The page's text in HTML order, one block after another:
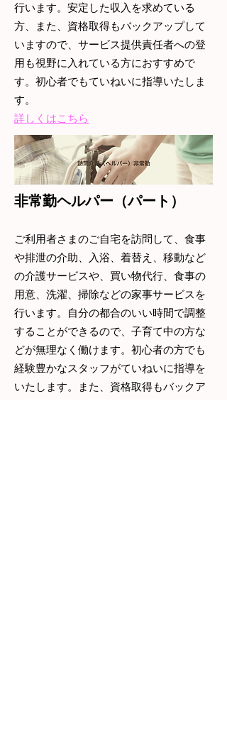
行います。安定した収入を求めている
方、また、資格取得もバックアップして
いますので、サービス提供責任者への登
用も視野に入れている方におすすめで
す。初心者でもていねいに指導いたしま
す。
​​詳しくはこちら
非常勤ヘルパー（パート）
ご利用者さまのご自宅を訪問して、食事
や排泄の介助、入浴、着替え、移動など
の介護サービスや、買い物代行、食事の
用意、洗濯、掃除などの家事サービスを
行います。自分の都合のいい時間で調整
することができるので、子育て中の方な
どが無理なく働けます。初心者の方でも
経験豊かなスタッフがていねいに指導を
いたします。また、資格取得もバックア